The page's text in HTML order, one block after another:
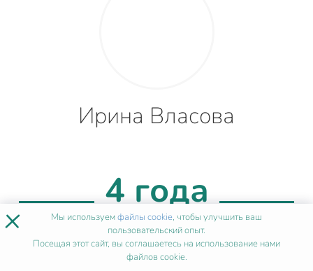
Ирина Власова
4 года
опыта
× Мы используемфайлы cookie, чтобы улучшить ваш
пользовательский опыт.
Посещая этот сайт, вы соглашаетесь на использование нами
файлов cookie.